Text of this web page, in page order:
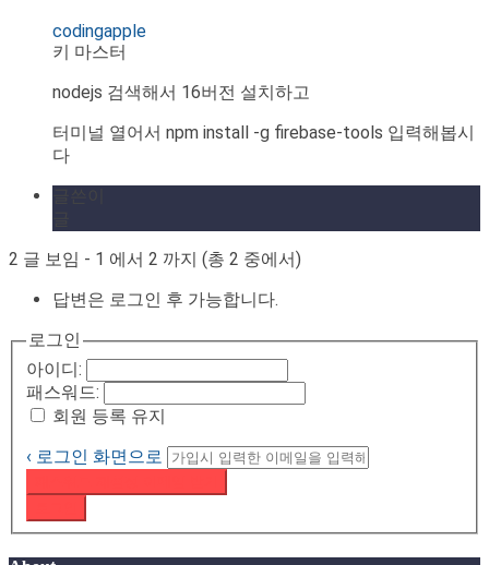
codingapple
키 마스터
nodejs 검색해서 16버전 설치하고
터미널 열어서 npm install -g firebase-tools 입력해봅시
다
2 글 보임 - 1 에서 2 까지 (총 2 중에서)
답변은 로그인 후 가능합니다.
로그인
아이디:
패스워드:
회원 등록 유지
‹ 로그인 화면으로